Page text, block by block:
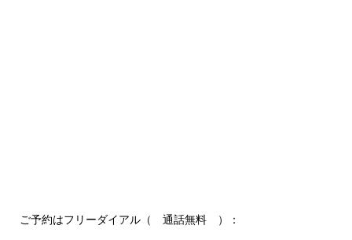
ご予約はフリーダイアル（ 通話無料 ）：